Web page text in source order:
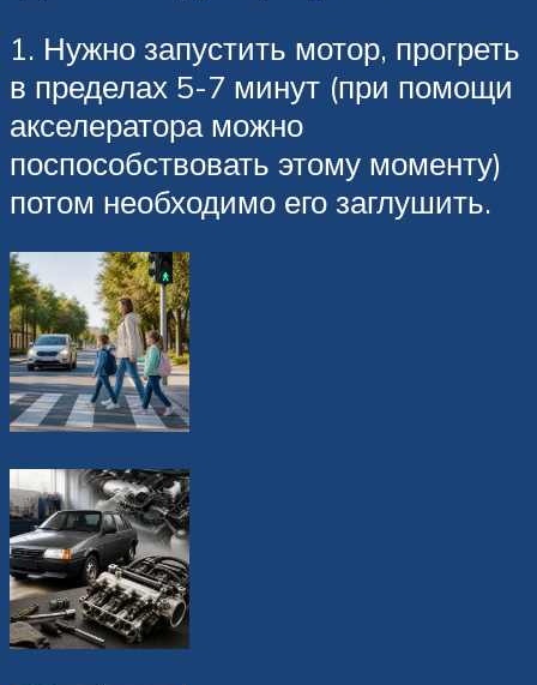
1. Нужно запустить мотор, прогреть
в пределах 5-7 минут (при помощи
акселератора можно
поспособствовать этому моменту)
потом необходимо его заглушить.